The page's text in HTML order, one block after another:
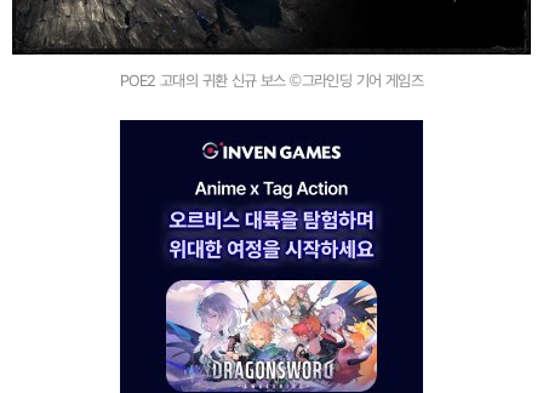
POE2 고대의 귀환 신규 보스 ©그라인딩 기어 게임즈